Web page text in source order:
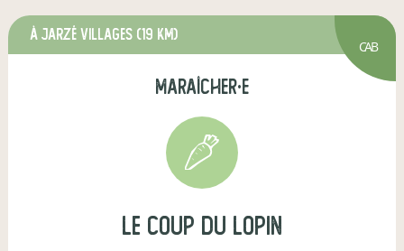
à Jarzé Villages (19 km)
CAB
maraîcher·e
le coup du lopin